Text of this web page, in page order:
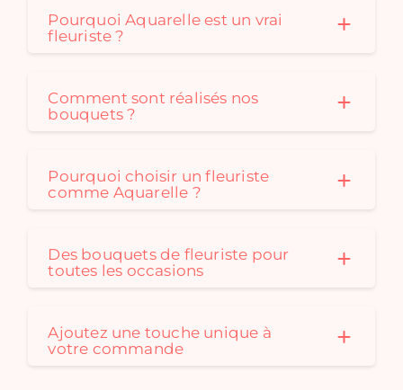
Pourquoi Aquarelle est un vrai
fleuriste ?
Comment sont réalisés nos
bouquets ?
Pourquoi choisir un fleuriste
comme Aquarelle ?
Des bouquets de fleuriste pour
toutes les occasions
Ajoutez une touche unique à
votre commande